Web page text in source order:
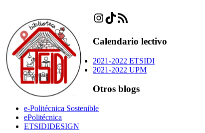
Instagram
TikTok
Feed RSS
Calendario lectivo
2021-2022 ETSIDI
2021-2022 UPM
Otros blogs
e-Politécnica Sostenible
ePolitécnica
ETSIDIDESIGN